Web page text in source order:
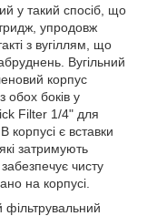
у такий спосіб, що
упродовж
з вугіллям, що
Вугільний
корпус
обох боків у
Filter 1/4" для
корпусі є вставки
затримують
чисту
на корпусі.
фільтрувальний